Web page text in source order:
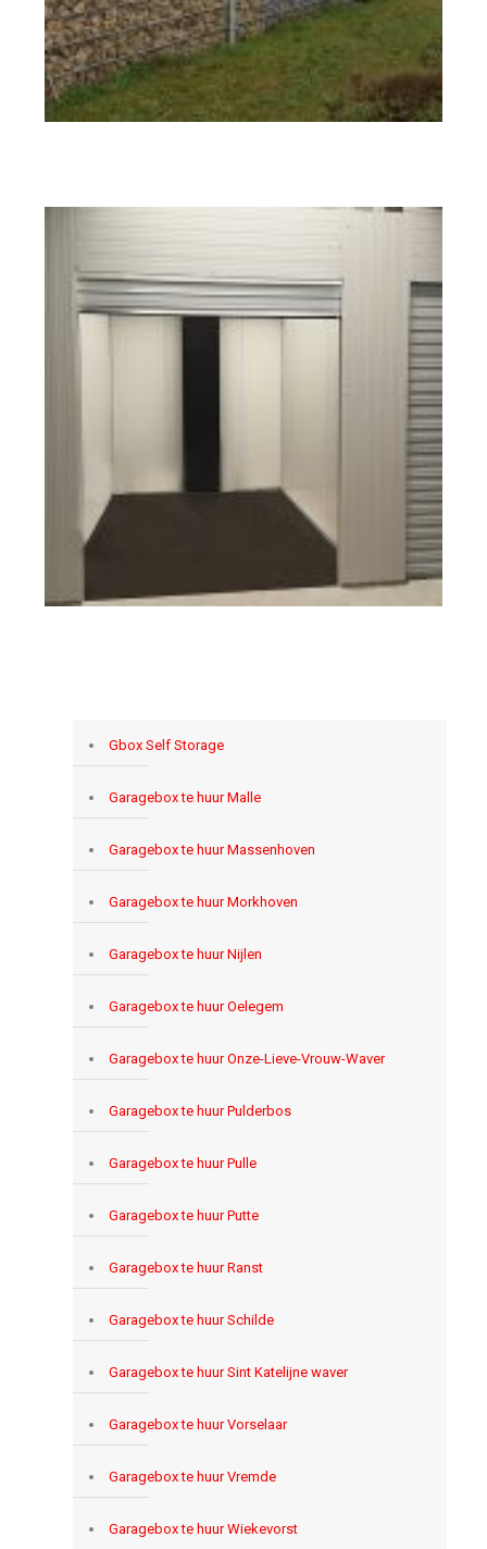
Gbox Self Storage
Garagebox te huur Malle
Garagebox te huur Massenhoven
Garagebox te huur Morkhoven
Garagebox te huur Nijlen
Garagebox te huur Oelegem
Garagebox te huur Onze-Lieve-Vrouw-Waver
Garagebox te huur Pulderbos
Garagebox te huur Pulle
Garagebox te huur Putte
Garagebox te huur Ranst
Garagebox te huur Schilde
Garagebox te huur Sint Katelijne waver
Garagebox te huur Vorselaar
Garagebox te huur Vremde
Garagebox te huur Wiekevorst